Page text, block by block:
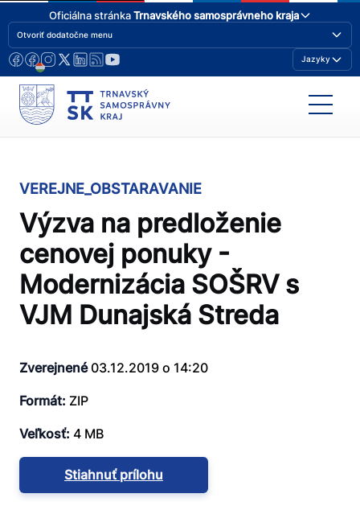
Oficiálna stránkaTrnavského samosprávneho kraja
Otvoriť dodatočne menu
Jazyky
VEREJNE_OBSTARAVANIE
Výzva na predloženie
cenovej ponuky -
Modernizácia SOŠRV s
VJM Dunajská Streda
Zverejnené03.12.2019 o 14:20
Formát: ZIP
Veľkosť: 4 MB
Stiahnuť prílohu